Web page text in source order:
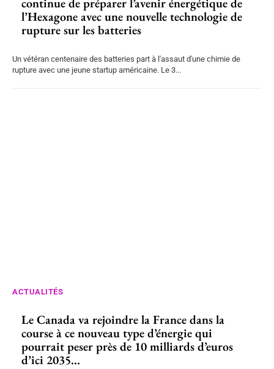
l’Hexagone avec une nouvelle technologie de
rupture sur les batteries
Un vétéran centenaire des batteries part à l'assaut d'une chimie de
rupture avec une jeune startup américaine. Le 3...
ACTUALITÉS
Le Canada va rejoindre la France dans la
course à ce nouveau type d’énergie qui
pourrait peser près de 10 milliards d’euros
d’ici 2035...